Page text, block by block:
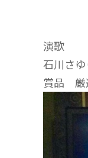
演歌
石川さ
賞品 厳